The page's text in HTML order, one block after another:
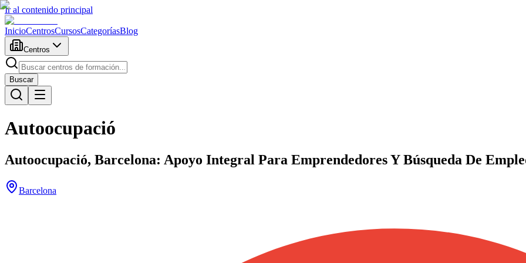
Ir al contenido principal
InicioCentrosCursosCategoríasBlog
Centros
Buscar
Autoocupació
Autoocupació, Barcelona: Apoyo Integral Para Emprendedores Y Búsqueda De
Barcelona